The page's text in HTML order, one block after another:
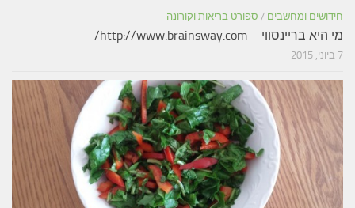
חידושים ומחשבים / ספורט בריאות וקורונה
מי היא בריינסווי – http://www.brainsway.com/
7 ביוני, 2015